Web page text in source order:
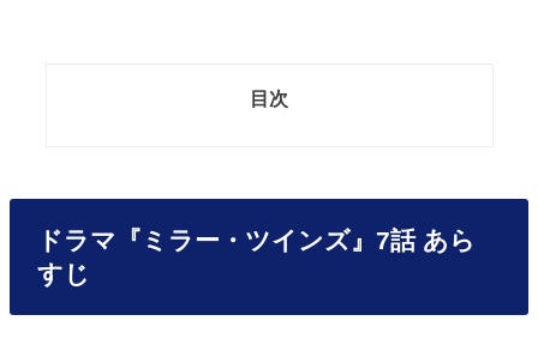
目次
ドラマ『ミラー・ツインズ』7話 あら
すじ